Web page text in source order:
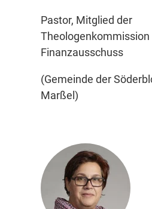
Pastor, Mitglied der
Finanzausschuss
(Gemeinde der
Marßel)